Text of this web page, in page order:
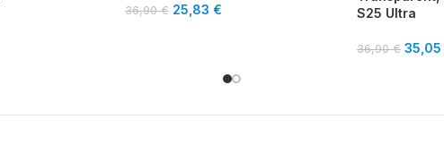
36,90€ 25,83 €
S25 Ultra
36,90€ 35,05